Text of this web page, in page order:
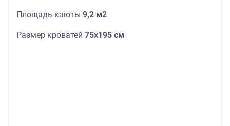
Площадь каюты 9,2 м2
Размер кроватей 75х195 см